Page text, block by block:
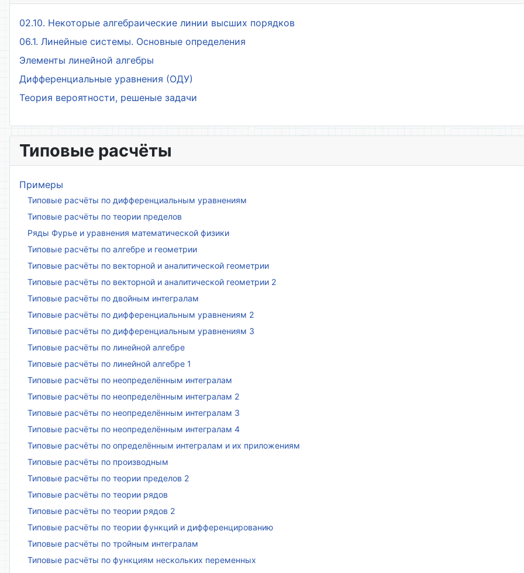
02.10. Некоторые алгебраические линии высших порядков
06.1. Линейные системы. Основные определения
Элементы линейной алгебры
Дифференциальные уравнения (ОДУ)
Теория вероятности, решеные задачи
Типовые расчёты
Примеры
Типовые расчёты по дифференциальным уравнениям
Типовые расчёты по теории пределов
Ряды Фурье и уравнения математической физики
Типовые расчёты по алгебре и геометрии
Типовые расчёты по векторной и аналитической геометрии
Типовые расчёты по векторной и аналитической геометрии 2
Типовые расчёты по двойным интегралам
Типовые расчёты по дифференциальным уравнениям 2
Типовые расчёты по дифференциальным уравнениям 3
Типовые расчёты по линейной алгебре
Типовые расчёты по линейной алгебре 1
Типовые расчёты по неопределённым интегралам
Типовые расчёты по неопределённым интегралам 2
Типовые расчёты по неопределённым интегралам 3
Типовые расчёты по неопределённым интегралам 4
Типовые расчёты по определённым интегралам и их приложениям
Типовые расчёты по производным
Типовые расчёты по теории пределов 2
Типовые расчёты по теории рядов
Типовые расчёты по теории рядов 2
Типовые расчёты по теории функций и дифференцированию
Типовые расчёты по тройным интегралам
Типовые расчёты по функциям нескольких переменных